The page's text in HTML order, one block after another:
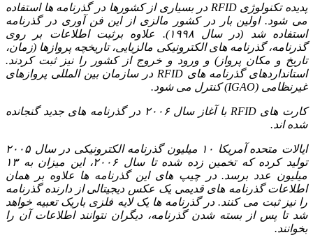
پدیده تکنولوژی RFID در بسیاری از کشورها در گذرنامه ها استفاده
می شود. اولین بار در کشور مالزی از این فن آوری در گذرنامه
استفاده شد (در سال ۱۹۹۸). علاوه برثبت اطلاعات بر روی
گذرنامه، گذرنامه های الکترونیکی مالزیایی، تاریخچه پروازها (زمان،
تاریخ و مکان پرواز) و ورود و خروج از کشور را نیز ثبت کردند.
استانداردهای گذرنامه های RFID در سازمان بین المللی پروازهای
غیرنظامی (IGAO) کنترل می شود.
کارت های RFID با آغاز سال ۲۰۰۶ در گذرنامه های جدید گنجانده
شده اند.
ایالات متحده آمریکا ۱۰ میلیون گذرنامه الکترونیکی در سال ۲۰۰۵
تولید کرده که تخمین زده شده تا سال ۲۰۰۶، این میزان به ۱۳
میلیون عدد برسد. در چیپ های این گذرنامه ها علاوه بر همان
اطلاعات گذرنامه های قدیمی یک عکس دیجیتالی از دارنده گذرنامه
را نیز ثبت می کنند. در گذرنامه ها یک لایه فلزی باریک تعبیه خواهد
شد تا پس از بسته شدن گذرنامه، دیگران نتوانند اطلاعات آن را
بخوانند.